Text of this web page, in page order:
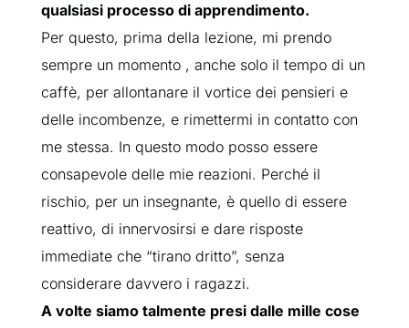
qualsiasi processo di apprendimento.
Per questo, prima della lezione, mi prendo
sempre un momento , anche solo il tempo di un
caffè, per allontanare il vortice dei pensieri e
delle incombenze, e rimettermi in contatto con
me stessa. In questo modo posso essere
consapevole delle mie reazioni. Perché il
rischio, per un insegnante, è quello di essere
reattivo, di innervosirsi e dare risposte
immediate che “tirano dritto”, senza
considerare davvero i ragazzi.
A volte siamo talmente presi dalle mille cose